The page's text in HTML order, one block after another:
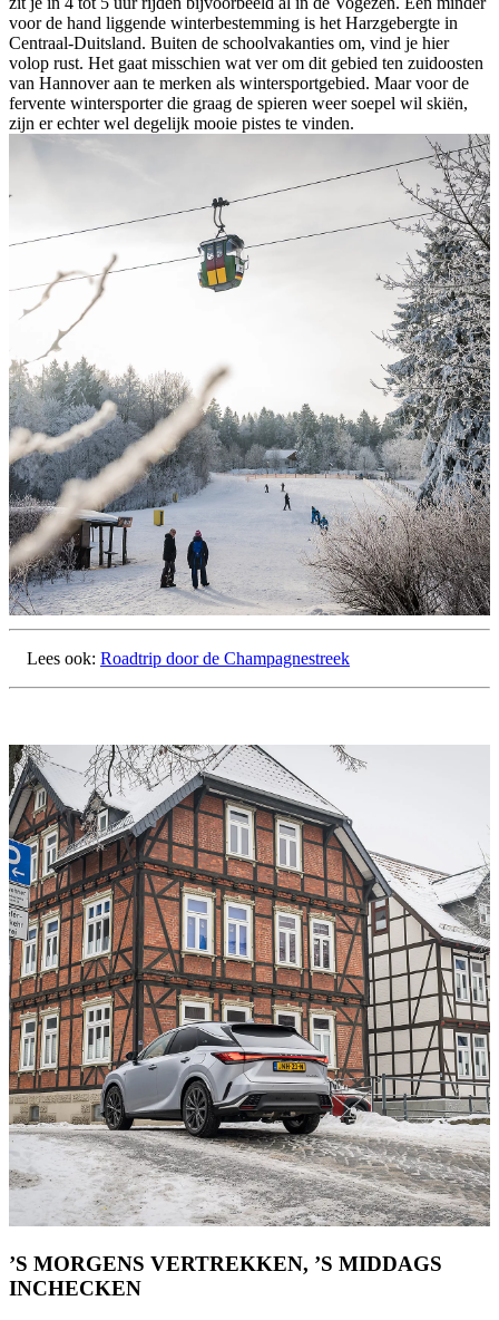
voor de hand liggende winterbestemming is het Harzgebergte in
Centraal-Duitsland. Buiten de schoolvakanties om, vind je hier
volop rust. Het gaat misschien wat ver om dit gebied ten zuidoosten
van Hannover aan te merken als wintersportgebied. Maar voor de
fervente wintersporter die graag de spieren weer soepel wil skiën,
zijn er echter wel degelijk mooie pistes te vinden.
Lees ook: Roadtrip door de Champagnestreek
’S MORGENS VERTREKKEN, ’S MIDDAGS
INCHECKEN